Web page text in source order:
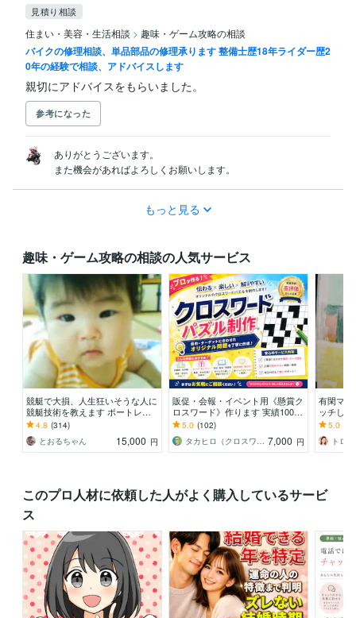
見積り相談
住まい・美容・生活相談 > 趣味・ゲーム攻略の相談
バイクの修理相談、単品部品の修理承ります 整備士歴18年ライダー歴2
0年の経験で相談、アドバイスします
親切にアドバイスをもらいました。
参考になった
ありがとうございます。
また機会があればよろしくお願いします。
もっと見る
趣味・ゲーム攻略の相談の人気サービス
競艇で大損、人生狂いそうな人に
競艇技術を教えます ボートレー
ス歴30年の私が確率て編み出した
一生物の競艇技術
4.8 (314)
とおるちゃん
15,000 円
販促・会報・イベント用《懸賞ク
ロスワード》作ります 実績100件
+｜商用利用OK。連載も特急もプ
ラチナ作家が対応
5.0 (102)
タカヒロ（クロスワード作家） 7,000 円
有閑マ
ッチし
エネル
O♡
5.0
このプロ人材に依頼した人がよく購入しているサービ
ス